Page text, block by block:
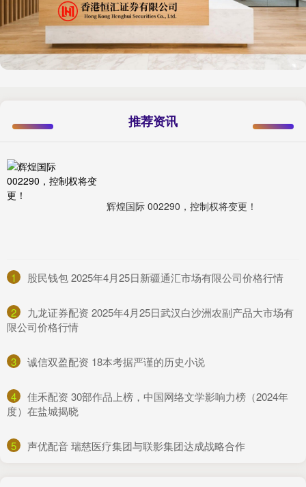
推荐资讯
辉煌国际 002290，控制权将变更！
1 ​股民钱包 2025年4月25日新疆通汇市场有限公司价格行情
2
​九龙证券配资 2025年4月25日武汉白沙洲农副产品大市场有
限公司价格行情
3 ​诚信双盈配资 18本考据严谨的历史小说
4
​佳禾配资 30部作品上榜，中国网络文学影响力榜（2024年
度）在盐城揭晓
5 ​声优配音 瑞慈医疗集团与联影集团达成战略合作